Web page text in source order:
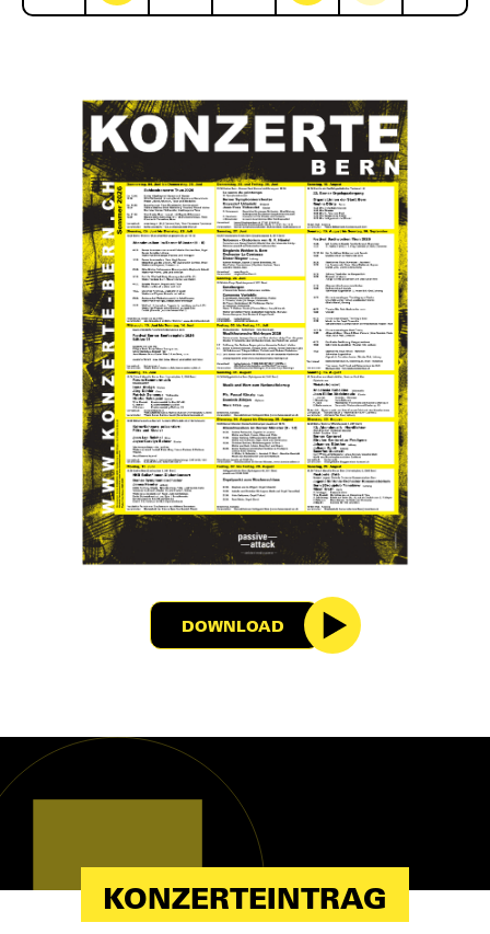
DOWNLOAD
KONZERTEINTRAG